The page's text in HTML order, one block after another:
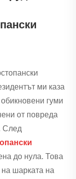
ми каза
гуми
от повреда
След
до нула. Това
шарката на